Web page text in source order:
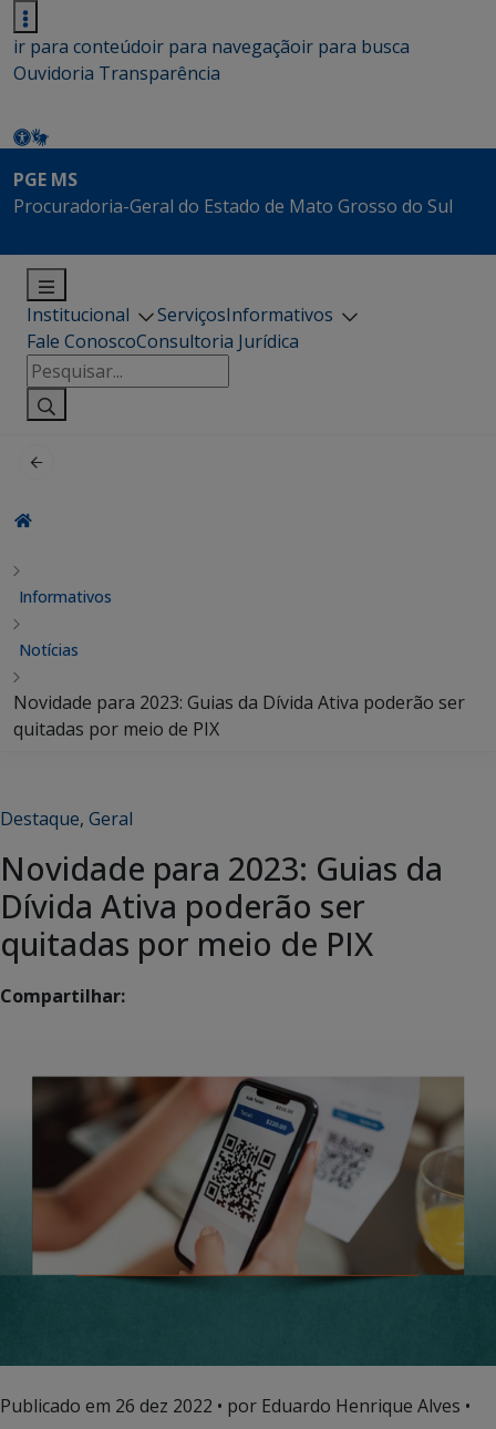
ir para conteúdoir para navegaçãoir para busca
Ouvidoria Transparência
PGE MS
Procuradoria-Geral do Estado de Mato Grosso do Sul
Institucional ServiçosInformativos
Fale ConoscoConsultoria Jurídica
Pesquisar
por:
Informativos
Notícias
Novidade para 2023: Guias da Dívida Ativa poderão ser
quitadas por meio de PIX
Destaque, Geral
Novidade para 2023: Guias da
Dívida Ativa poderão ser
quitadas por meio de PIX
Compartilhar:
Publicado em 26 dez 2022 • por Eduardo Henrique Alves •